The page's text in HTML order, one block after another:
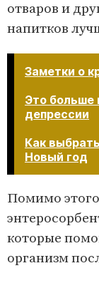
отваров и
напитков
Заметки о
Это больше
депрессии
Как
Новый год​​​​​​​
Помимо
которые
организм